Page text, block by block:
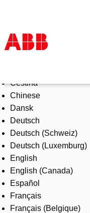
Products & Solutions
Industries
Services
About us
Where to buy
Contact us
Careers
Čeština
Chinese
Dansk
Deutsch
Deutsch (Schweiz)
Deutsch (Luxemburg)
English
English (Canada)
Español
Français
Français (Belgique)